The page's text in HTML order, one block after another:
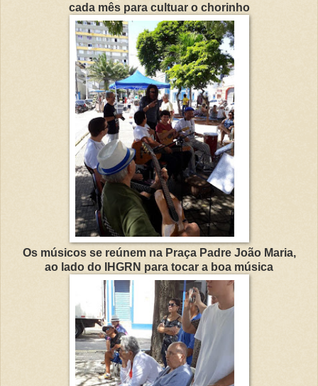
cada mês para cultuar o chorinho
Os músicos se reúnem na Praça Padre João Maria,
ao lado do IHGRN para tocar a boa música